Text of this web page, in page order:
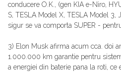
conducere O.K., (gen KIA e-Niro,
S, TESLA Model X, TESLA Model 3,
sigur se va comporta SUPER -
3) Elon Musk afirma acum cca. doi
1.000.000 km garantie pentru
a energiei din baterie pana la roti, ce